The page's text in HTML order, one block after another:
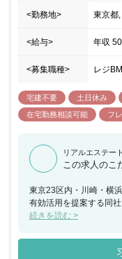
<勤務地> 東京都
<給与> 年収
<募集職種> レジ
宅建不要 土日休み
在宅勤務相談可能
フ
リアルエステー
この求人のこ
東京23区内・川崎・横
有効活用を提案する同
様から建物管理業務（
いただきます。 所属い
担当４名の７名で構成
続きを読む >